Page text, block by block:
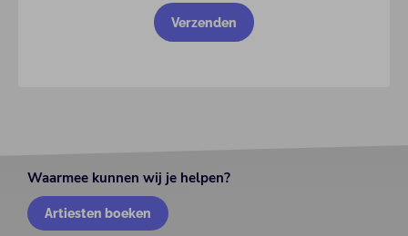
Waarmee kunnen wij je helpen?
Artiesten boeken